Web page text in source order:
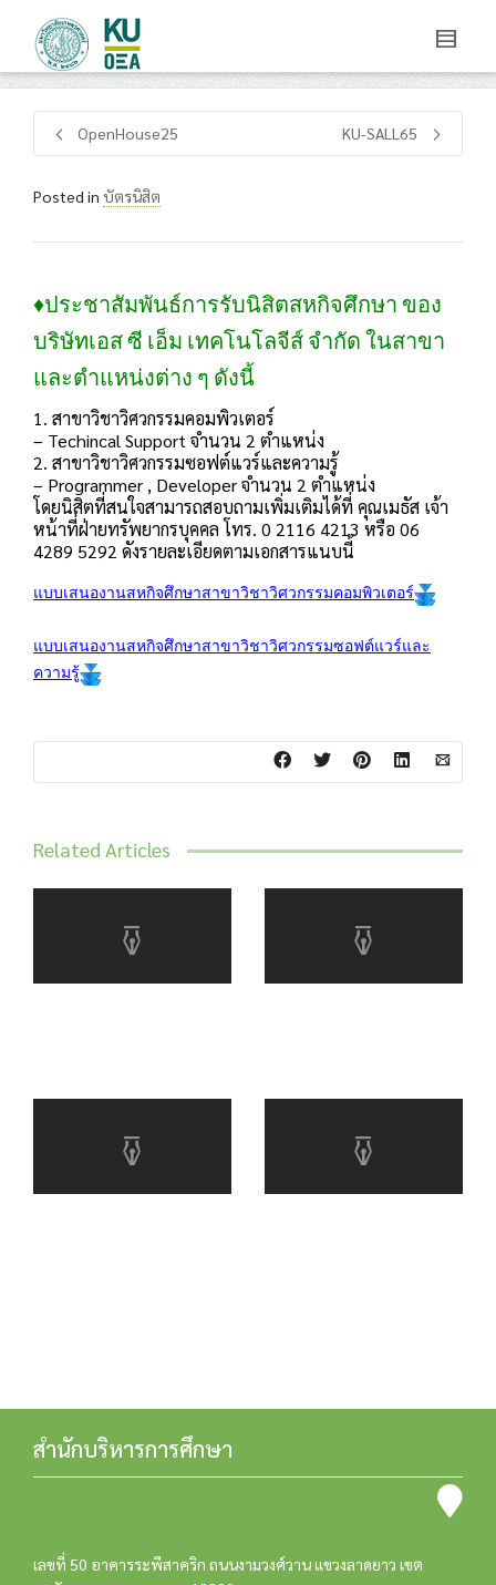
OpenHouse25 KU-SALL65
Posted in บัตรนิสิต
♦ประชาสัมพันธ์การรับนิสิตสหกิจศึกษา ของ
บริษัทเอส ซี เอ็ม เทคโนโลจีส์ จำกัด ในสาขา
และตำแหน่งต่าง ๆ ดังนี้
1. สาขาวิชาวิศวกรรมคอมพิวเตอร์
– Techincal Support จำนวน 2 ตำแหน่ง
2. สาขาวิชาวิศวกรรมซอฟต์แวร์และความรู้
– Programmer , Developer จำนวน 2 ตำแหน่ง
โดยนิสิตที่สนใจสามารถสอบถามเพิ่มเติมได้ที่ คุณเมธัส เจ้า
หน้าที่ฝ่ายทรัพยากรบุคคล โทร. 0 2116 4213 หรือ 06
4289 5292 ดังรายละเอียดตามเอกสารแนบนี้
แบบเสนองานสหกิจศึกษาสาขาวิชาวิศวกรรมคอมพิวเตอร์
แบบเสนองานสหกิจศึกษาสาขาวิชาวิศวกรรมซอฟต์แวร์และ
ความรู้
Related Articles
สำนักบริหารการศึกษา
เลขที่ 50 อาคารระพีสาคริก ถนนงามวงศ์วาน แขวงลาดยาว เขต